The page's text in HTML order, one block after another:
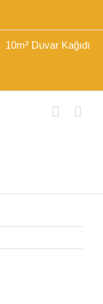
10m² Duvar Kağıdı